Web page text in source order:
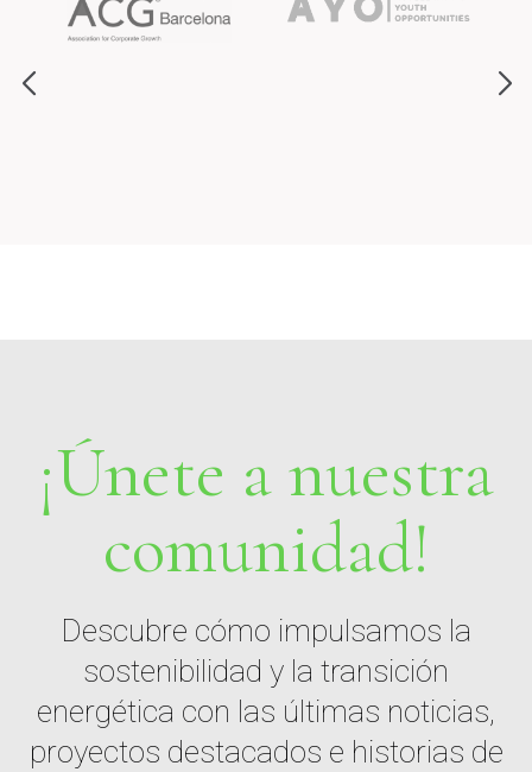
¡Únete a nuestra
comunidad!
Descubre cómo impulsamos la
sostenibilidad y la transición
energética con las últimas noticias,
proyectos destacados e historias de